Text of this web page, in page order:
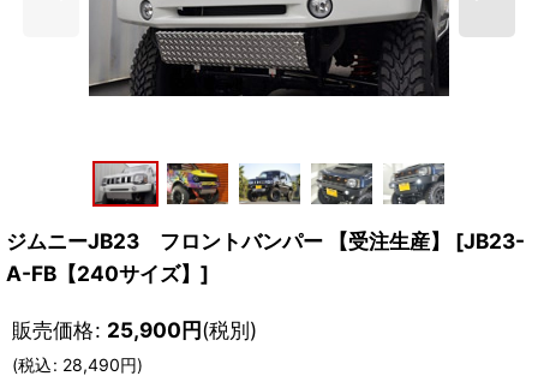
ジムニーJB23 フロントバンパー 【受注生産】 [JB23-
A-FB【240サイズ】 ]
販売価格: 25,900円(税別)
(税込: 28,490円)